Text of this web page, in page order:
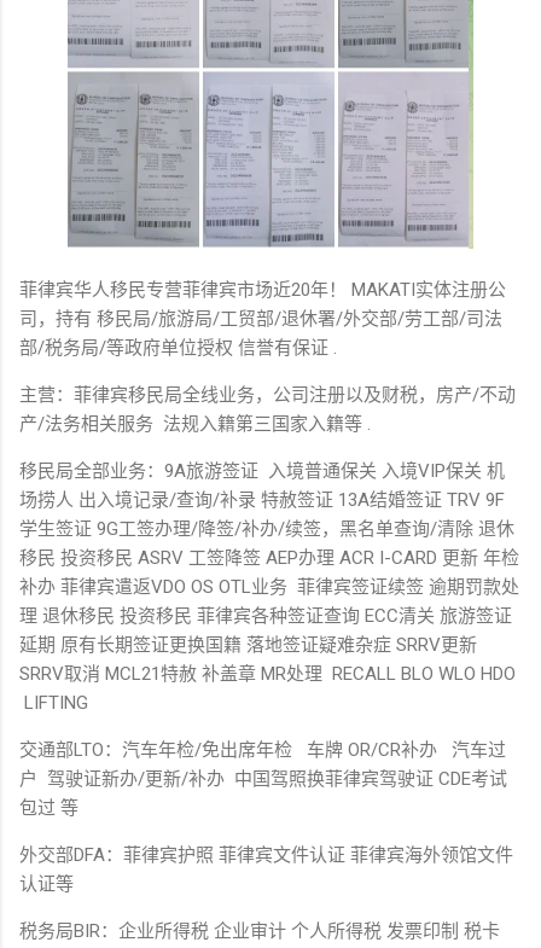
菲律宾华人移民专营菲律宾市场近20年！ MAKATI实体注册公
司，持有 移民局/旅游局/工贸部/退休署/外交部/劳工部/司法
部/税务局/等政府单位授权 信誉有保证 .
主营：菲律宾移民局全线业务，公司注册以及财税，房产/不动
产/法务相关服务 法规入籍第三国家入籍等 .
移民局全部业务：9A旅游签证 入境普通保关 入境VIP保关 机
场捞人 出入境记录/查询/补录 特赦签证 13A结婚签证 TRV 9F
学生签证 9G工签办理/降签/补办/续签，黑名单查询/清除 退休
移民 投资移民 ASRV 工签降签 AEP办理 ACR I-CARD 更新 年检
补办 菲律宾遣返VDO OS OTL业务 菲律宾签证续签 逾期罚款处
理 退休移民 投资移民 菲律宾各种签证查询 ECC清关 旅游签证
延期 原有长期签证更换国籍 落地签证疑难杂症 SRRV更新
SRRV取消 MCL21特赦 补盖章 MR处理 RECALL BLO WLO HDO
LIFTING
交通部LTO：汽车年检/免出席年检 车牌 OR/CR补办 汽车过
户 驾驶证新办/更新/补办 中国驾照换菲律宾驾驶证 CDE考试
包过 等
外交部DFA：菲律宾护照 菲律宾文件认证 菲律宾海外领馆文件
认证等
税务局BIR：企业所得税 企业审计 个人所得税 发票印制 税卡